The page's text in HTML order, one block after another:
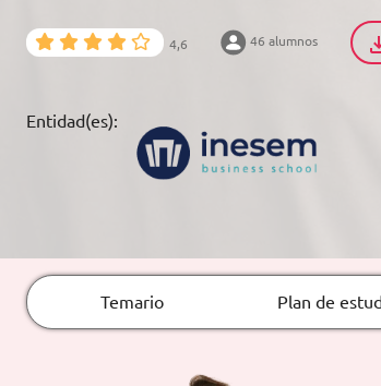
RECURSOS
CONTACTO ES
Certificados de
4,6 46 alumnos
Entidad(es):
Temario Plan de